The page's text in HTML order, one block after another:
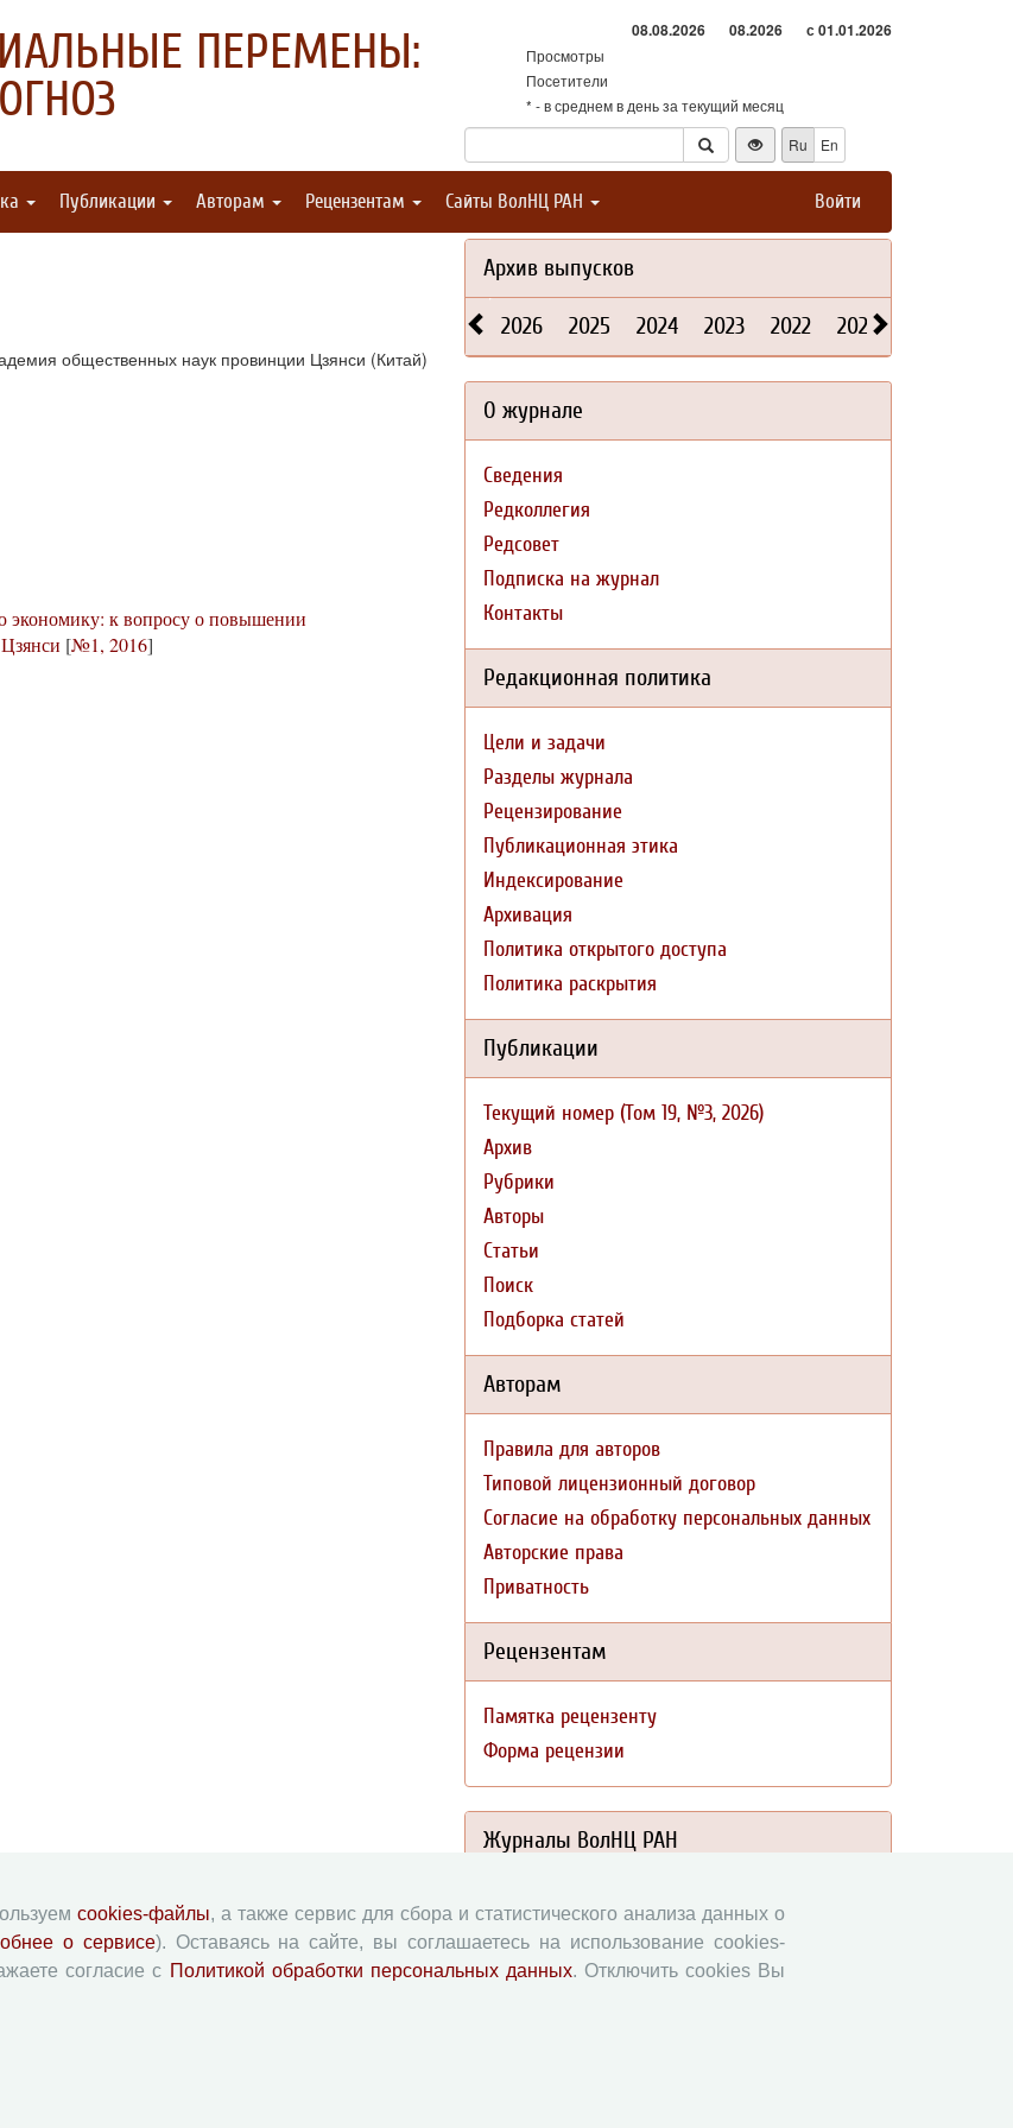
ПЕРЕМЕНЫ:
08.08.2026 08.2026 с 01.01.2026
Просмотры
Посетители
* - в среднем в день за текущий месяц
Ru
En
Публикации Авторам Рецензентам Сайты ВолНЦ РАН Войти
общественных наук провинции Цзянси (Китай)
экономику: к вопросу о повышении
[№1, 2016]
Архив выпусков
2026 2025 2024 2023 2022 2021
О журнале
Сведения
Редколлегия
Редсовет
Подписка на журнал
Контакты
Редакционная политика
Цели и задачи
Разделы журнала
Рецензирование
Публикационная этика
Индексирование
Архивация
Политика открытого доступа
Политика раскрытия
Публикации
Текущий номер (Том 19, №3, 2026)
Архив
Рубрики
Авторы
Статьи
Поиск
Подборка статей
Авторам
Правила для авторов
Типовой лицензионный договор
Согласие на обработку персональных данных
Авторские права
Приватность
Рецензентам
Памятка рецензенту
Форма рецензии
Журналы ВолНЦ РАН
Экономические и социальные перемены
Проблемы развития территории
Вопросы территориального развития
cookies-файлы, а также сервис для сбора и статистического анализа данных о
о сервисе). Оставаясь на сайте, вы соглашаетесь на использование cookies-
согласие с Политикой обработки персональных данных. Отключить cookies Вы